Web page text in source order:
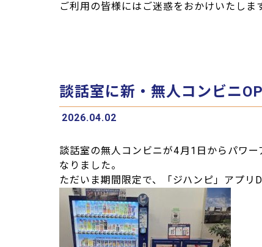
ご利用の皆様にはご迷惑をおかけいたしま
談話室に新・無人コンビニ
2026.04.02
談話室の無人コンビニが4月1日からパワ
なりました。
ただいま期間限定で、「ジハンピ」アプ